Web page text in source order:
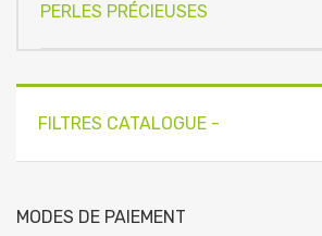
PERLES PRÉCIEUSES
FILTRES CATALOGUE -
MODES DE PAIEMENT